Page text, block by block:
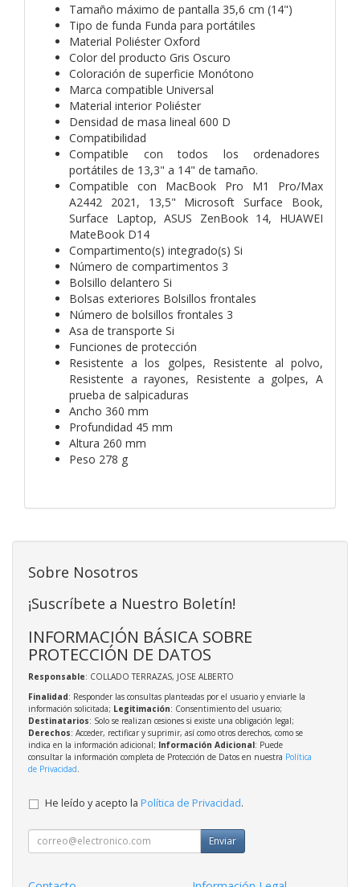
Tamaño máximo de pantalla 35,6 cm (14")
Tipo de funda Funda para portátiles
Material Poliéster Oxford
Color del producto Gris Oscuro
Coloración de superficie Monótono
Marca compatible Universal
Material interior Poliéster
Densidad de masa lineal 600 D
Compatibilidad
Compatible con todos los ordenadores
portátiles de 13,3" a 14" de tamaño.
Compatible con MacBook Pro M1 Pro/Max
A2442 2021, 13,5" Microsoft Surface Book,
Surface Laptop, ASUS ZenBook 14, HUAWEI
MateBook D14
Compartimento(s) integrado(s) Si
Número de compartimentos 3
Bolsillo delantero Si
Bolsas exteriores Bolsillos frontales
Número de bolsillos frontales 3
Asa de transporte Si
Funciones de protección
Resistente a los golpes, Resistente al polvo,
Resistente a rayones, Resistente a golpes, A
prueba de salpicaduras
Ancho 360 mm
Profundidad 45 mm
Altura 260 mm
Peso 278 g
Sobre Nosotros
¡Suscríbete a Nuestro Boletín!
INFORMACIÓN BÁSICA SOBRE
PROTECCIÓN DE DATOS
Responsable: COLLADO TERRAZAS, JOSE ALBERTO
Finalidad: Responder las consultas planteadas por el usuario y enviarle la
información solicitada; Legitimación: Consentimiento del usuario;
Destinatarios: Solo se realizan cesiones si existe una obligación legal;
Derechos: Acceder, rectificar y suprimir, así como otros derechos, como se
indica en la información adicional; Información Adicional: Puede
consultar la información completa de Protección de Datos en nuestra Política
de Privacidad
He leído y acepto la Política de Privacidad.
Enviar